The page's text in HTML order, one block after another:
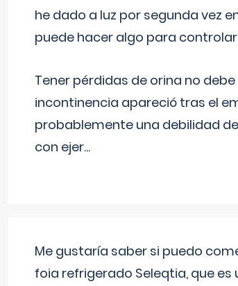
he dado a luz por segunda vez
puede hacer algo para
Tener pérdidas de orina no
incontinencia apareció tras el
probablemente una debilidad
con ejer...
Me gustaría saber si puedo
foia refrigerado Seleqtia, que